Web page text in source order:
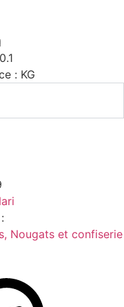
0.1
: KG
Nougats et confiserie